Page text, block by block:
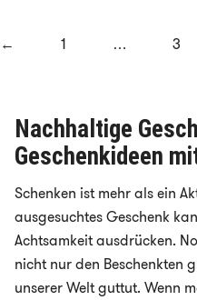
← 1 … 3
Nachhaltige
Geschenkideen
Schenken ist mehr als ein
ausgesuchtes Geschenk
Achtsamkeit ausdrücken.
nicht nur den Beschenkten
unserer Welt guttut. Wenn